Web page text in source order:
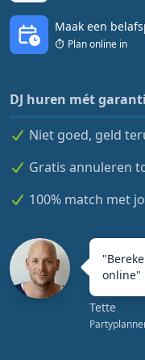
Maak een
Plan online in
DJ huren mét
Niet goed, geld
Gratis annuleren
100% match met
"
online"
Tette